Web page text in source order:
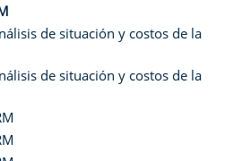
de situación y costos de la
de situación y costos de la